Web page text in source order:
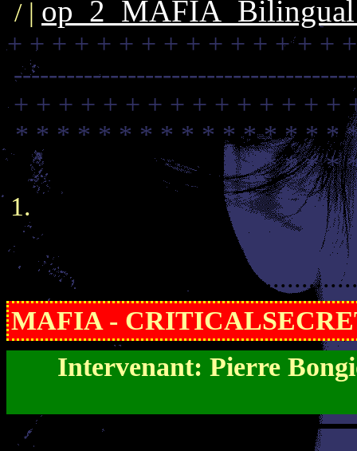
/ |
+ + + + + + + + + + + + + + +
+ + + + + + + + + + + + + +
* * * * * * * * * * * * * * * *
* * * * * *
MAFIA -
Intervenant: Pierre